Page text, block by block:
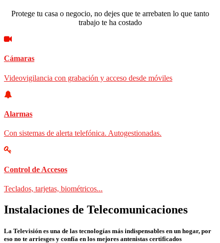
Protege tu casa o negocio, no dejes que te arrebaten lo que tanto
trabajo te ha costado
Cámaras
Videovigilancia con grabación y acceso desde móviles
Alarmas
Con sistemas de alerta telefónica. Autogestionadas.
Control de Accesos
Teclados, tarjetas, biométricos...
Instalaciones de Telecomunicaciones
La Televisión es una de las tecnologías más indispensables en un hogar, por
eso no te arriesges y confía en los mejores antenistas certificados